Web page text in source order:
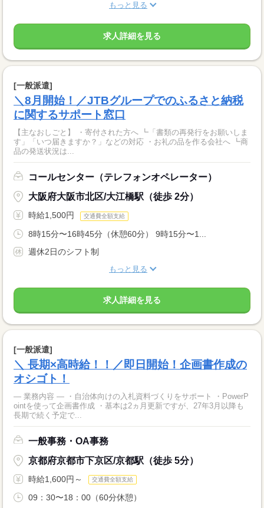
もっと見る
求人詳細を見る
[一般派遣]
＼8月開始！／JTBグループでのふるさと納税
に関するサポート窓口
【主なおしごと】 ・寄付された方へ ┗「書類の再発行をお願いしま
す」「いつ届きますか？」などの対応 ・お礼の品を作る会社へ ┗商
品の発送状況は...
コールセンター（テレフォンオペレーター）
大阪府大阪市北区/大江橋駅（徒歩 2分）
時給1,500円 交通費全額支給
8時15分〜16時45分（休憩60分） 9時15分〜1...
週休2日のシフト制
もっと見る
求人詳細を見る
[一般派遣]
＼ 長期×高時給！！／即日開始！企画書作成の
オシゴト！
― 業務内容 ― ・自治体向けの入札資料づくりをサポート ・PowerP
ointを使って企画書作成 ・基本は2ヵ月更新ですが、27年3月以降も
長期で続く予定で...
一般事務・OA事務
京都府京都市下京区/京都駅（徒歩 5分）
時給1,600円～ 交通費全額支給
09：30〜18：00（60分休憩）